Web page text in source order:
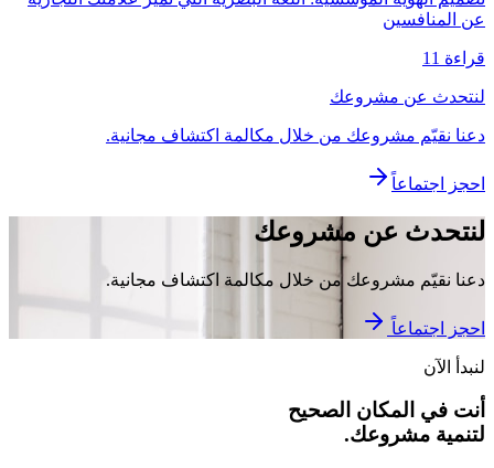
عن المنافسين
قراءة 11
لنتحدث عن مشروعك
دعنا نقيّم مشروعك من خلال مكالمة اكتشاف مجانية.
احجز اجتماعاً
لنتحدث عن مشروعك
دعنا نقيّم مشروعك من خلال مكالمة اكتشاف مجانية.
احجز اجتماعاً
لنبدأ الآن
أنت في المكان الصحيح
لتنمية مشروعك.